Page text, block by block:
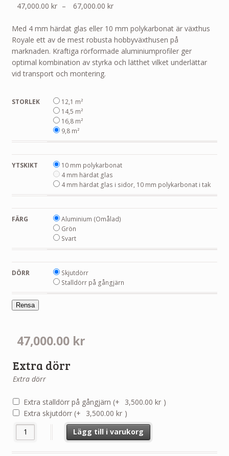
47,000.00 kr – 67,000.00 kr
till
67,000.00 kr
Med 4 mm härdat glas eller 10 mm polykarbonat är växthus
Royale ett av de mest robusta hobbyväxthusen på
marknaden. Kraftiga rörformade aluminiumprofiler ger
optimal kombination av styrka och lätthet vilket underlättar
vid transport och montering.
STORLEK
12,1 m²
14,5 m²
16,8 m²
9,8 m²
YTSKIKT
10 mm polykarbonat
4 mm härdat glas
4 mm härdat glas i sidor, 10 mm polykarbonat i tak
FÄRG
Aluminium (Omålad)
Grön
Svart
DÖRR
Skjutdörr
Stalldörr på gångjärn
Rensa
47,000.00 kr
Extra dörr
Extra dörr
Extra stalldörr på gångjärn (+ 3,500.00 kr )
Extra skjutdörr (+ 3,500.00 kr )
Växthus Royale 9,8 - 16,8 m² mängd
Lägg till i varukorg